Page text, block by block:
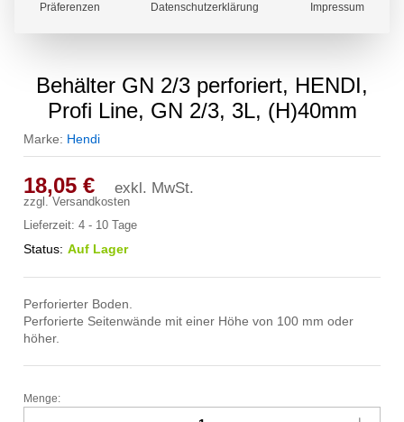
Behälter GN 2/3 perforiert, HENDI,
Profi Line, GN 2/3, 3L, (H)40mm
Marke: Hendi
18,05€ exkl. MwSt.
zzgl.Versandkosten
Lieferzeit:4 - 10 Tage
Status: Auf Lager
Perforierter Boden.
Perforierte Seitenwände mit einer Höhe von 100 mm oder
höher.
Behälter
Menge:
Präferenzen Datenschutzerklärung Impressum